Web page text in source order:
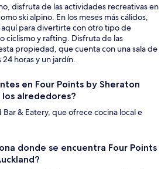
disfruta de las actividades recreativas en
ski alpino. En los meses más cálidos,
para divertirte con otro tipo de
ciclismo y rafting. Disfruta de las
propiedad, que cuenta con una sala de
horas y un jardín.
en Four Points by Sheraton
alrededores?
Bar & Eatery, que ofrece cocina local e
donde se encuentra Four Points